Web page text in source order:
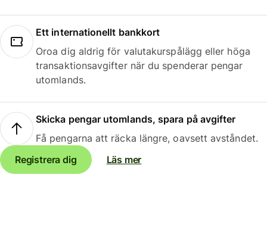
Ett internationellt bankkort
Oroa dig aldrig för valutakurspålägg eller höga
transaktionsavgifter när du spenderar pengar
utomlands.
Skicka pengar utomlands, spara på avgifter
Få pengarna att räcka längre, oavsett avståndet.
Registrera dig
Läs mer